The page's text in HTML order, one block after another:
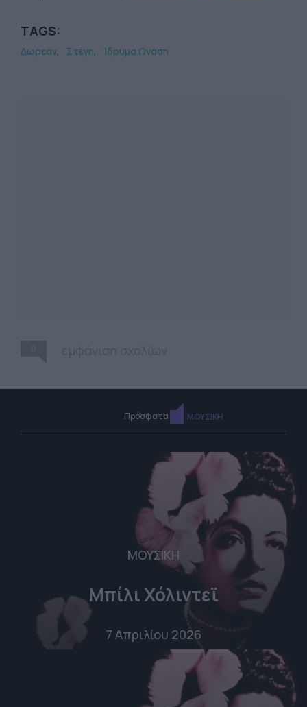
TAGS:
Δωρεάν Στέγη Ίδρυμα Ωνάση
Πρόσφατα ΜΟΥΣΙΚΗ
ΜΟΥΣΙΚΗ
Μπίλι Χόλιντεϊ
7 Απριλίου 2026